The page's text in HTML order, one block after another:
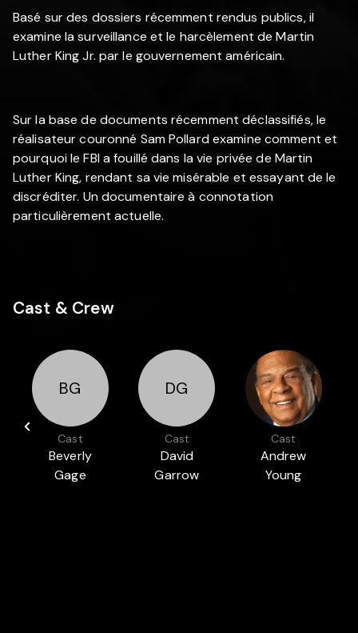
Basé sur des dossiers récemment rendus publics, il
examine la surveillance et le harcèlement de Martin
Luther King Jr. par le gouvernement américain.
Sur la base de documents récemment déclassifiés, le
réalisateur couronné Sam Pollard examine comment et
pourquoi le FBI a fouillé dans la vie privée de Martin
Luther King, rendant sa vie misérable et essayant de le
discréditer. Un documentaire à connotation
particulièrement actuelle.
Cast & Crew
BG
Cast
Beverly
Gage
DG
Cast
David
Garrow
Cast
Andrew
Young